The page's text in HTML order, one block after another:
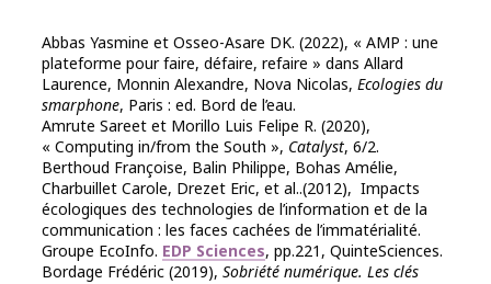
Abbas Yasmine et Osseo-Asare DK. (2022), « AMP : une
plateforme pour faire, défaire, refaire » dans Allard
Laurence, Monnin Alexandre, Nova Nicolas, Ecologies du
smarphone, Paris : ed. Bord de l’eau.
Amrute Sareet et Morillo Luis Felipe R. (2020),
« Computing in/from the South », Catalyst, 6/2.
Berthoud Françoise, Balin Philippe, Bohas Amélie,
Charbuillet Carole, Drezet Eric, et al..(2012), Impacts
écologiques des technologies de l’information et de la
communication‎ : les faces cachées de l’immatérialité.
Groupe EcoInfo. EDP Sciences, pp.221, QuinteSciences.
Bordage Frédéric (2019), Sobriété numérique. Les clés